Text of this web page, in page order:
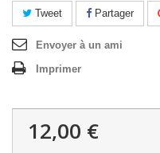
Tweet Partager
Envoyer à un ami
Imprimer
12,00 €